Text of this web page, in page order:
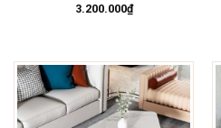
3.200.000₫